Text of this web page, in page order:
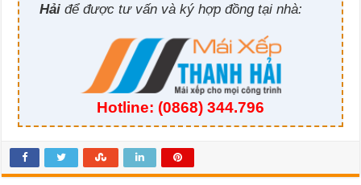
Hảiđể được tư vấn và ký hợp đồng tại nhà:
Hotline: (0868) 344.796